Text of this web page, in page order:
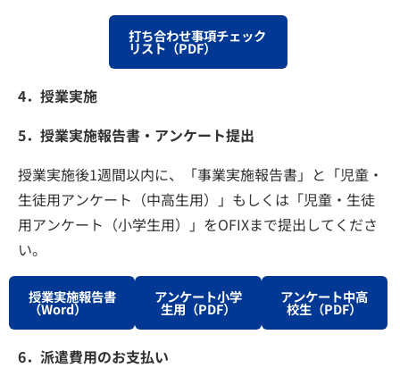
打ち合わせ事項チェック
リスト（PDF）
4．授業実施
5．授業実施報告書・アンケート提出
授業実施後1週間以内に、「事業実施報告書」と「児童・
生徒用アンケート（中高生用）」もしくは「児童・生徒
用アンケート（小学生用）」をOFIXまで提出してくださ
い。
授業実施報告書
（Word）
アンケート小学
生用（PDF）
アンケート中高
校生（PDF）
6．派遣費用のお支払い